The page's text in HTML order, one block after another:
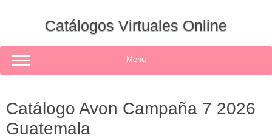
Catálogos Virtuales Online
Menu
Catálogo Avon Campaña 7 2026
Guatemala